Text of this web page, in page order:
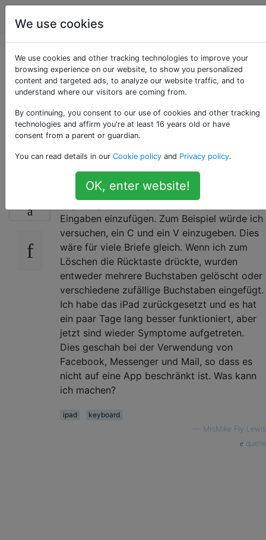
Apple
Zufällige Buchstaben
und
Berührungseingaben
auf dem iPad
Vor ein paar Tagen hat mein iPad
angefangen, zufällige Buchstaben in meine
Eingaben einzufügen. Zum Beispiel würde ich
versuchen, ein C und ein V einzugeben. Dies
wäre für viele Briefe gleich. Wenn ich zum
Löschen die Rücktaste drückte, wurden
entweder mehrere Buchstaben gelöscht oder
verschiedene zufällige Buchstaben eingefügt.
Ich habe das iPad zurückgesetzt und es hat
ein paar Tage lang besser funktioniert, aber
jetzt sind wieder Symptome aufgetreten.
Dies geschah bei der Verwendung von
Facebook, Messenger und Mail, so dass es
nicht auf eine App beschränkt ist. Was kann
ich machen?
ipad
keyboard
MrsMike Fly Lewis
quelle
We use cookies
We use cookies and other tracking technologies to improve your
browsing experience on our website, to show you personalized
content and targeted ads, to analyze our website traffic, and to
understand where our visitors are coming from.
By continuing, you consent to our use of cookies and other tracking
technologies and affirm you're at least 16 years old or have
consent from a parent or guardian.
You can read details in our Cookie policy and Privacy policy.
OK, enter website!